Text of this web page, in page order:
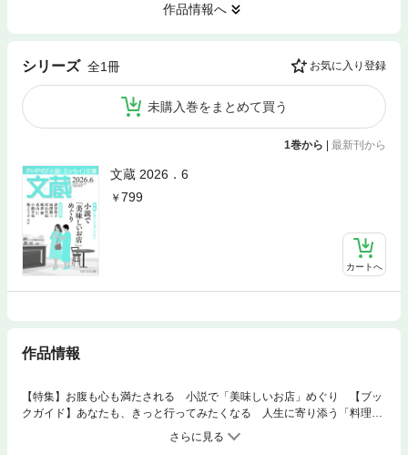
作品情報へ
シリーズ 全1冊 お気に入り登録
未購入巻をまとめて買う
1巻から | 最新刊から
文蔵 2026．6
799
カートへ
作品情報
【特集】お腹も心も満たされる 小説で「美味しいお店」めぐり 【ブッ
クガイド】あなたも、きっと行ってみたくなる 人生に寄り添う「料理と
店」は、この物語にある・・・・・・藤田香織 挫折から立ち直るための
勇気をくれる料理たち／人生の哀歓を織り込んだ、味わい深いお店へ／心